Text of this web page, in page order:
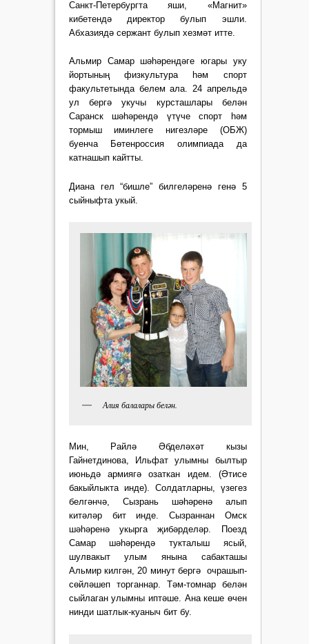
Санкт-Петербургта яши, «Магнит»
кибетендә директор булып эшли.
Абхазиядә сержант булып хезмәт итте.
Альмир Самар шәһәрендәге югары уку
йортының физкультура һәм спорт
факультетында белем ала. 24 апрельдә
ул бергә укучы курсташлары белән
Саранск шәһәрендә үтүче спорт һәм
тормыш иминлеге нигезләре (ОБЖ)
буенча Бөтенроссия олимпиада да
катнашып кайтты.
Диана гел “бишле” билгеләренә генә 5
сыйныфта укый.
Алия балалары белән.
Мин, Райлә Әбделәхәт кызы
Гайнетдинова, Ильфат улымны былтыр
июньдә армиягә озаткан идем. (Әтисе
бакыйлыкта инде). Солдатларны, үзегез
белгәнчә, Сызрань шәһәренә алып
китәләр бит инде. Сызраннан Омск
шәһәренә укырга җибәрделәр. Поезд
Самар шәһәрендә тукталыш ясый,
шулвакыт улым янына сабакташы
Альмир килгән, 20 минут бергә очрашып-
сөйләшеп торганнар. Тәм-томнар белән
сыйлаган улымны иптәше. Ана кеше өчен
нинди шатлык-куаныч бит бу.